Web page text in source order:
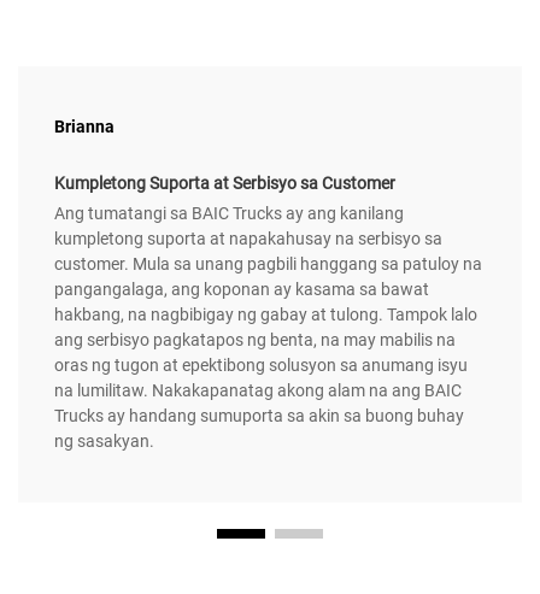
Brianna
Kumpletong Suporta at Serbisyo sa Customer
Ang tumatangi sa BAIC Trucks ay ang kanilang
kumpletong suporta at napakahusay na serbisyo sa
customer. Mula sa unang pagbili hanggang sa patuloy na
pangangalaga, ang koponan ay kasama sa bawat
hakbang, na nagbibigay ng gabay at tulong. Tampok lalo
ang serbisyo pagkatapos ng benta, na may mabilis na
oras ng tugon at epektibong solusyon sa anumang isyu
na lumilitaw. Nakakapanatag akong alam na ang BAIC
Trucks ay handang sumuporta sa akin sa buong buhay
ng sasakyan.